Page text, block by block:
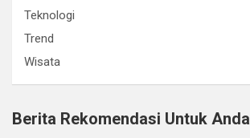
Teknologi
Trend
Wisata
Berita Rekomendasi Untuk Anda